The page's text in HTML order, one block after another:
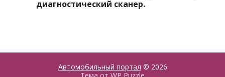
диагностический сканер.
Автомобильный портал © 2026